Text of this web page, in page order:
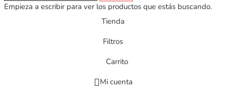
Empieza a escribir para ver los productos que estás buscando.
Tienda
Filtros
Carrito
Mi cuenta